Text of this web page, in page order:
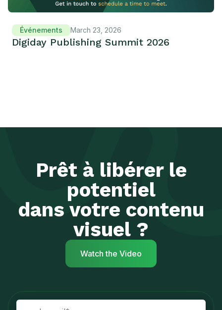
Événements March 23, 2026
Digiday Publishing Summit 2026
Prêt à libérer le
potentiel
dans votre contenu
visuel ?
Watch the Video